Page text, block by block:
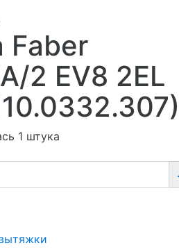
Faber
2 EV8 2EL
1 штука